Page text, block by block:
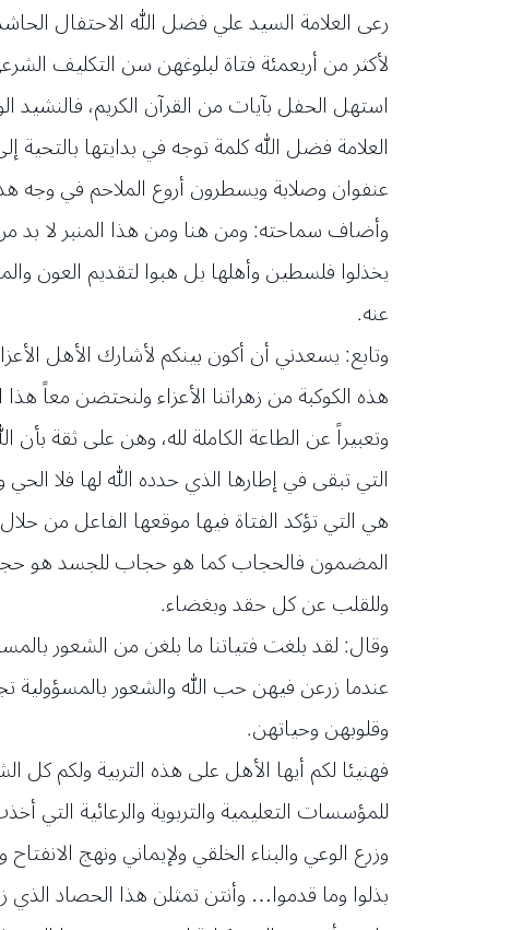
رعى العلامة السيد علي فضل الله الاحتفال
لأكثر من أربعمئة فتاة لبلوغهن سن التكليف
استهل الحفل بآيات من القرآن الكريم،
العلامة فضل الله كلمة توجه في بدايتها
عنفوان وصلابة ويسطرون أروع الملاحم في وجه
وأضاف سماحته: ومن هنا ومن هذا المنبر لا بد
يخذلوا فلسطين وأهلها بل هبوا لتقديم العون
عنه.
وتابع: يسعدني أن أكون بينكم لأشارك الأهل
هذه الكوكبة من زهراتنا الأعزاء ولنحتضن معاً
وتعبيراً عن الطاعة الكاملة لله، وهن على ثقة
التي تبقى في إطارها الذي حدده الله لها فلا
هي التي تؤكد الفتاة فيها موقعها الفاعل من
المضمون فالحجاب كما هو حجاب للجسد هو
وللقلب عن كل حقد وبغضاء.
وقال: لقد بلغت فتياتنا ما بلغن من الشعور
عندما زرعن فيهن حب الله والشعور بالمسؤولية
وقلوبهن وحياتهن.
فهنيئا لكم أيها الأهل على هذه التربية ولكم
للمؤسسات التعليمية والتربوية والرعائية التي
وزرع الوعي والبناء الخلقي ولإيماني ونهج
بذلوا وما قدموا… وأنتن تمثلن هذا الحصاد الذي